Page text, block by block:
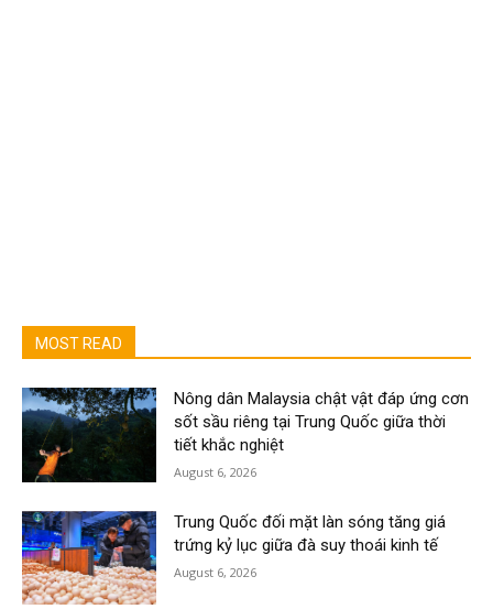
MOST READ
Nông dân Malaysia chật vật đáp ứng cơn
sốt sầu riêng tại Trung Quốc giữa thời
tiết khắc nghiệt
August 6, 2026
Trung Quốc đối mặt làn sóng tăng giá
trứng kỷ lục giữa đà suy thoái kinh tế
August 6, 2026